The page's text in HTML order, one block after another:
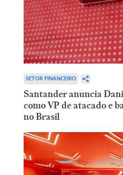
SETOR FINANCEIRO
Santander anuncia
como VP de atacado e
no Brasil